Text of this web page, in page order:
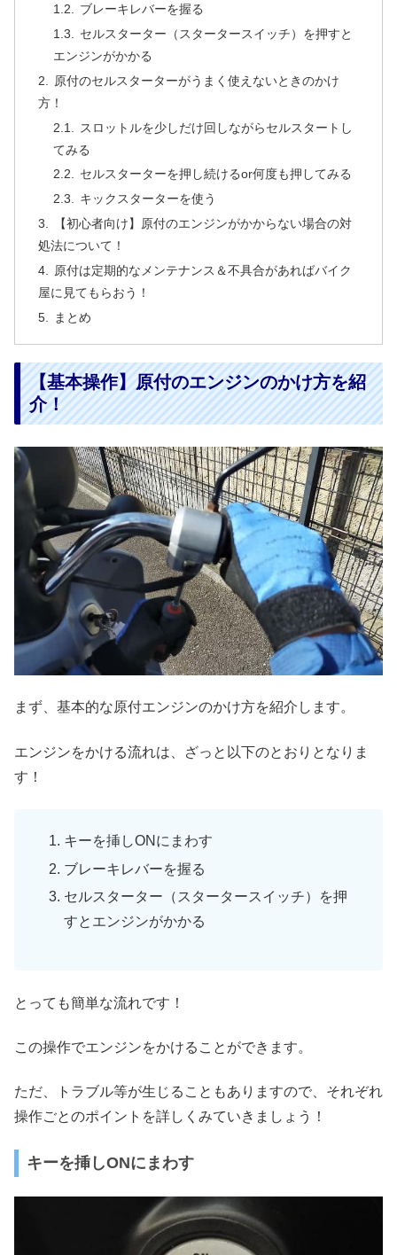
ブレーキレバーを握る
セルスターター（スタータースイッチ）を押すと
エンジンがかかる
原付のセルスターターがうまく使えないときのかけ
方！
スロットルを少しだけ回しながらセルスタートし
てみる
セルスターターを押し続けるor何度も押してみる
キックスターターを使う
【初心者向け】原付のエンジンがかからない場合の対
処法について！
原付は定期的なメンテナンス＆不具合があればバイク
屋に見てもらおう！
まとめ
【基本操作】原付のエンジンのかけ方を紹
介！
まず、基本的な原付エンジンのかけ方を紹介します。
エンジンをかける流れは、ざっと以下のとおりとなりま
す！
キーを挿しONにまわす
ブレーキレバーを握る
セルスターター（スタータースイッチ）を押
すとエンジンがかかる
とっても簡単な流れです！
この操作でエンジンをかけることができます。
ただ、トラブル等が生じることもありますので、それぞれ
操作ごとのポイントを詳しくみていきましょう！
キーを挿しONにまわす